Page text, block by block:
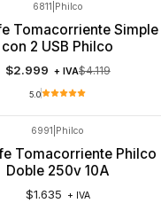
OFF
6811 Philco
Tomacorriente Simple
con 2 USB Philco
$2.999 + IVA$4.119
5.0
6991 Philco
Tomacorriente Philco
Doble 250v 10A
$1.635 + IVA